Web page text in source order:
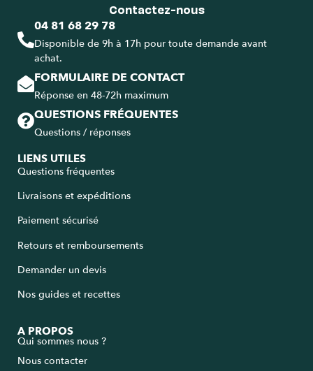
Contactez-nous
04 81 68 29 78
Disponible de 9h à 17h pour toute demande avant
achat.
FORMULAIRE DE CONTACT
Réponse en 48-72h maximum
QUESTIONS FRÉQUENTES
Questions / réponses
LIENS UTILES
Questions fréquentes
Livraisons et expéditions
Paiement sécurisé
Retours et remboursements
Demander un devis
Nos guides et recettes
A PROPOS
Qui sommes nous ?
Nous contacter